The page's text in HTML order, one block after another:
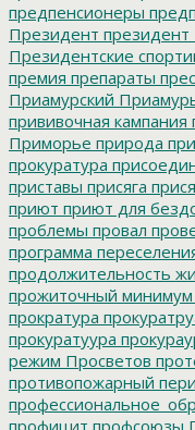
предпенсионеры
Президент президент
Президентские
премия препараты
Приамурский
прививочная кампания
Приморье природа
прокуратура
приставы присяга
приют приют для
проблемы провал
программа
продолжительность
прожиточный минимум
прократура
прокуратуура
режим Просветов
противопожарный
профицит профсоюзы